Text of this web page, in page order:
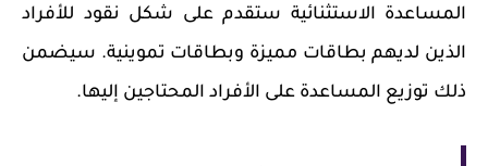
المساعدة الاستثنائية ستقدم على شكل نقود للأفراد
الذين لديهم بطاقات مميزة وبطاقات تموينية. سيضمن
ذلك توزيع المساعدة على الأفراد المحتاجين إليها.